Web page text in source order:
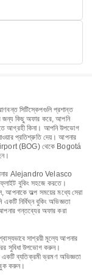
সিটিস্কেপগুলি প্রশান্ত
জন্য কিছু অফার করে, আপনি
আগ্রহী কিনা। আপনি উপভোগ
প্রতিশ্রুতি দেয়। আপনার
(BOG) থেকে Bogotá
আপনার Alejandro Velasco
বুকিং সহজে করতে।
আপনাকে অল্প সময়ের মধ্যে সেরা
নির্বিঘ্ন বুকিং অভিজ্ঞতা
গন্তব্যের অফার করা
সাশ্রয়ী মূল্যে আপনার
সুবিধা উপভোগ করুন।
ব্যতিক্রমী ভ্রমণ অভিজ্ঞতা
করুন।